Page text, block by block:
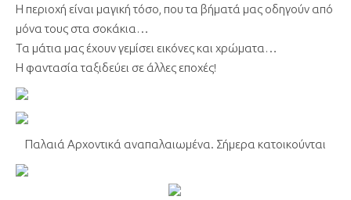
Η περιοχή είναι μαγική τόσο, που τα βήματά μας οδηγούν από
μόνα τους στα σοκάκια…
Τα μάτια μας έχουν γεμίσει εικόνες και χρώματα…
Η φαντασία ταξιδεύει σε άλλες εποχές!
Παλαιά Αρχοντικά αναπαλαιωμένα. Σήμερα κατοικούνται